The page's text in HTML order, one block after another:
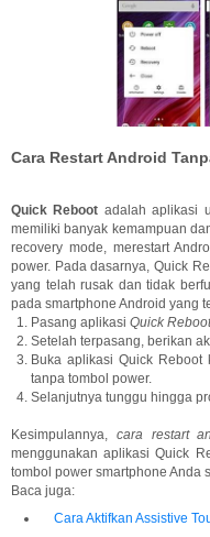
Cara Restart Android
Quick Reboot adalah aplikasi
memiliki banyak kemampuan
recovery mode, merestart
power. Pada dasarnya, Quick
yang telah rusak dan tidak
pada smartphone Android yang
Pasang aplikasi Quick
Setelah terpasang, berikan
Buka aplikasi Quick
tanpa tombol power.
Selanjutnya tunggu hingga
Kesimpulannya, cara restart
menggunakan aplikasi Quick
tombol power smartphone Anda
Baca juga:
Cara Aktifkan Assistive